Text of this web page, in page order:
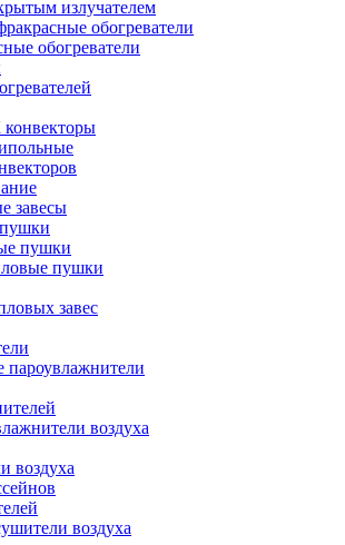
излучателем
обогреватели
обогреватели
завесы
пушки
пушки
завес
пароувлажнители
воздуха
воздуха
воздуха